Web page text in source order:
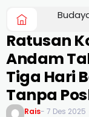
Ratusan
Andam
Tiga Hari
Tanpa
Rais- 7 Des 2025